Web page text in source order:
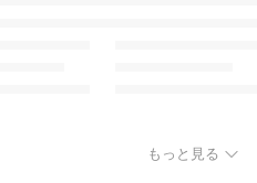
もっと見る